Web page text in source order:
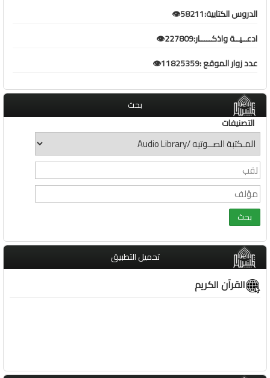
الدروس الكتابية:58211👁️
ادعــيــة واذكـــــار:227809👁️
عدد زوار الموقع :11825359👁️
بحث
التصنيفات
تحميل التطبيق
القرآن الكريم